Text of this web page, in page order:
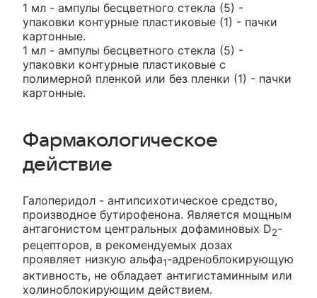
1 мл - ампулы бесцветного стекла (5) -
упаковки контурные пластиковые (1) - пачки
картонные.
1 мл - ампулы бесцветного стекла (5) -
упаковки контурные пластиковые с
полимерной пленкой или без пленки (1) - пачки
картонные.
Фармакологическое
действие
Галоперидол - антипсихотическое средство,
производное бутирофенона. Является мощным
антагонистом центральных дофаминовых D2-
рецепторов, в рекомендуемых дозах
проявляет низкую альфа1-адреноблокирующую
активность, не обладает антигистаминным или
холиноблокирующим действием.